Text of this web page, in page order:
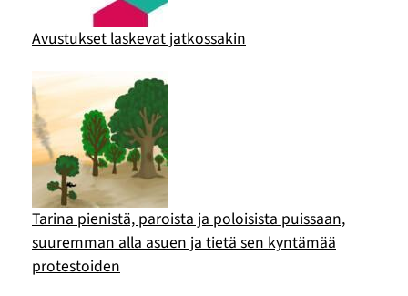
Avustukset laskevat jatkossakin
Tarina pienistä, paroista ja poloisista puissaan,
suuremman alla asuen ja tietä sen kyntämää
protestoiden